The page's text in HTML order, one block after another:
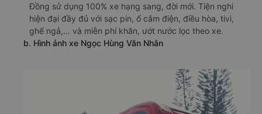
Đồng sử dụng 100% xe hạng sang, đời mới. Tiện nghi
hiện đại đầy đủ với sạc pin, ổ cắm điện, điều hòa, tivi,
ghế ngả,… và miễn phí khăn, ướt nước lọc theo xe.
b. Hình ảnh xe Ngọc Hùng Văn Nhân